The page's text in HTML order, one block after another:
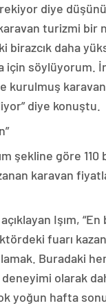
diye
turizmi bir
birazcık daha
için söylüyorum.
kurulmuş
diye konuştu.
şekline göre 110
karavan
Işım,
fuarı
Buradaki
deneyimi olarak
yoğun hafta